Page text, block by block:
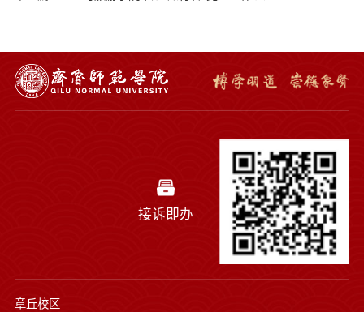
接诉即办
章丘校区